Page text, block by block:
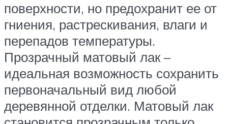
поверхности, но предохранит ее от
гниения, растрескивания, влаги и
перепадов температуры.
Прозрачный матовый лак –
идеальная возможность сохранить
первоначальный вид любой
деревянной отделки. Матовый лак